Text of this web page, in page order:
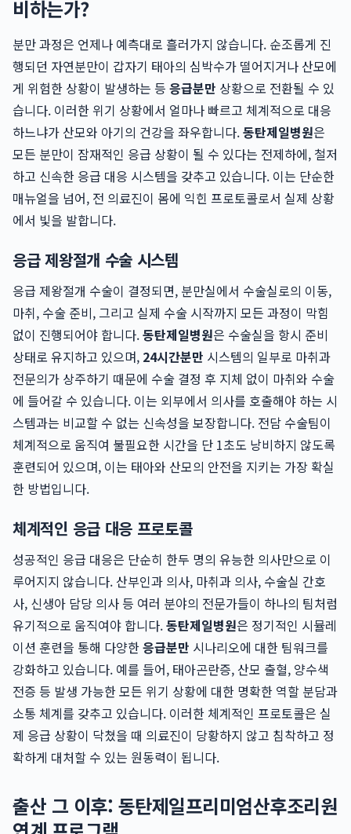
비하는가?
분만 과정은 언제나 예측대로 흘러가지 않습니다. 순조롭게 진
행되던 자연분만이 갑자기 태아의 심박수가 떨어지거나 산모에
게 위험한 상황이 발생하는 등 응급분만 상황으로 전환될 수 있
습니다. 이러한 위기 상황에서 얼마나 빠르고 체계적으로 대응
하느냐가 산모와 아기의 건강을 좌우합니다.동탄제일병원은
모든 분만이 잠재적인 응급 상황이 될 수 있다는 전제하에, 철저
하고 신속한 응급 대응 시스템을 갖추고 있습니다. 이는 단순한
매뉴얼을 넘어, 전 의료진이 몸에 익힌 프로토콜로서 실제 상황
에서 빛을 발합니다.
응급 제왕절개 수술 시스템
응급 제왕절개 수술이 결정되면, 분만실에서 수술실로의 이동,
마취, 수술 준비, 그리고 실제 수술 시작까지 모든 과정이 막힘
없이 진행되어야 합니다.동탄제일병원은 수술실을 항시 준비
상태로 유지하고 있으며, 24시간분만 시스템의 일부로 마취과
전문의가 상주하기 때문에 수술 결정 후 지체 없이 마취와 수술
에 들어갈 수 있습니다. 이는 외부에서 의사를 호출해야 하는 시
스템과는 비교할 수 없는 신속성을 보장합니다. 전담 수술팀이
체계적으로 움직여 불필요한 시간을 단 1초도 낭비하지 않도록
훈련되어 있으며, 이는 태아와 산모의 안전을 지키는 가장 확실
한 방법입니다.
체계적인 응급 대응 프로토콜
성공적인 응급 대응은 단순히 한두 명의 유능한 의사만으로 이
루어지지 않습니다. 산부인과 의사, 마취과 의사, 수술실 간호
사, 신생아 담당 의사 등 여러 분야의 전문가들이 하나의 팀처럼
유기적으로 움직여야 합니다.동탄제일병원은 정기적인 시뮬레
이션 훈련을 통해 다양한응급분만 시나리오에 대한 팀워크를
강화하고 있습니다. 예를 들어, 태아곤란증, 산모 출혈, 양수색
전증 등 발생 가능한 모든 위기 상황에 대한 명확한 역할 분담과
소통 체계를 갖추고 있습니다. 이러한 체계적인 프로토콜은 실
제 응급 상황이 닥쳤을 때 의료진이 당황하지 않고 침착하고 정
확하게 대처할 수 있는 원동력이 됩니다.
출산 그 이후: 동탄제일프리미엄산후조리원